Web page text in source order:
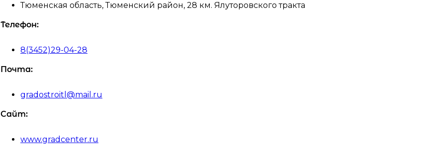
Тюменская область, Тюменский район, 28 км. Ялуторовского тракта
Телефон:
8(3452)29-04-28
Почта:
gradostroitl@mail.ru
Сайт:
www.gradcenter.ru